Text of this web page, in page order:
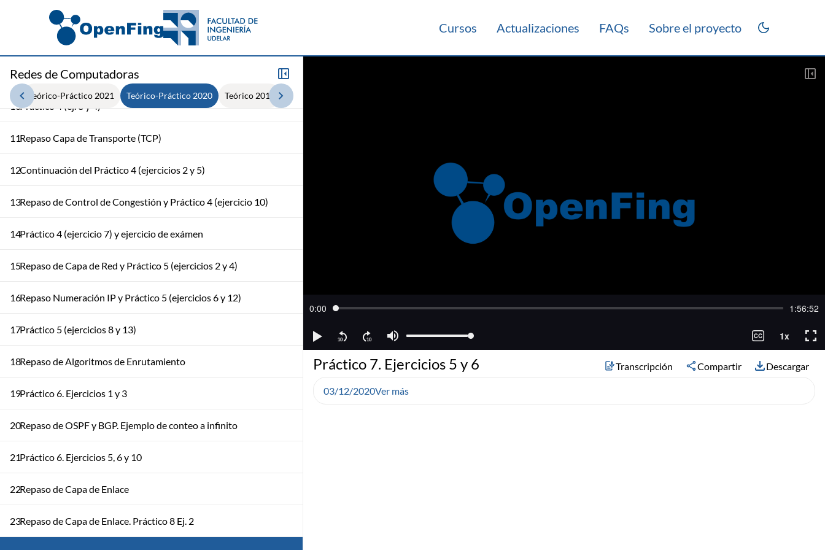
Cursos Actualizaciones FAQs Sobre el proyecto
Redes de Computadoras
Teórico-Práctico 2021 Teórico-Práctico 2020 Teórico 2013
Continuación del Práctico 3 (ejercicio 2)
Práctico 3 (ejercicio 5)
9 Repaso Capa de Transporte
10Práctico 4 (ej. 3 y 4)
11Repaso Capa de Transporte (TCP)
12Continuación del Práctico 4 (ejercicios 2 y 5)
13Repaso de Control de Congestión y Práctico 4 (ejercicio 10)
14Práctico 4 (ejercicio 7) y ejercicio de exámen
15Repaso de Capa de Red y Práctico 5 (ejercicios 2 y 4)
16Repaso Numeración IP y Práctico 5 (ejercicios 6 y 12)
17Práctico 5 (ejercicios 8 y 13)
18Repaso de Algoritmos de Enrutamiento
19Práctico 6. Ejercicios 1 y 3
20Repaso de OSPF y BGP. Ejemplo de conteo a infinito
21Práctico 6. Ejercicios 5, 6 y 10
22Repaso de Capa de Enlace
23Repaso de Capa de Enlace. Práctico 8 Ej. 2
Práctico 7. Ejercicios 5 y 6 Transcripción Compartir Descargar
03/12/2020Ver más